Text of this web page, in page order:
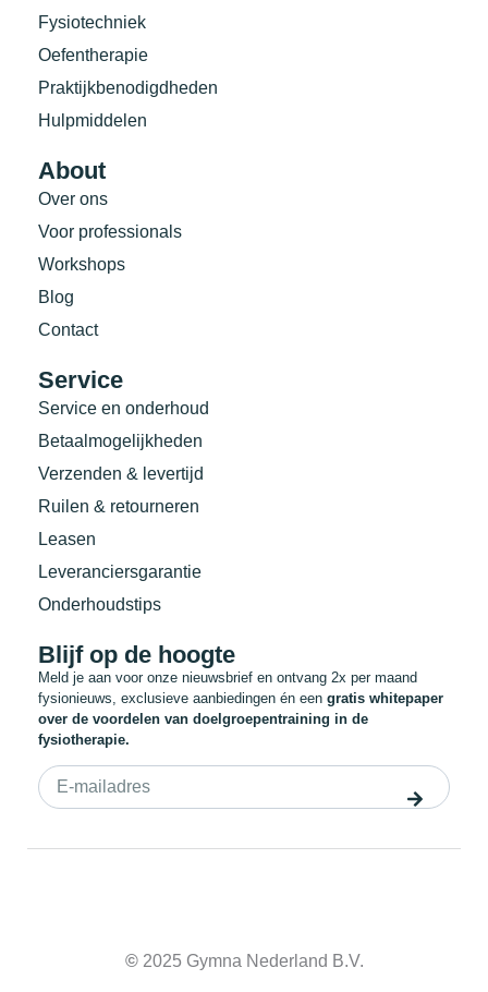
Fysiotechniek
Oefentherapie
Praktijkbenodigdheden
Hulpmiddelen
About
Over ons
Voor professionals
Workshops
Blog
Contact
Service
Service en onderhoud
Betaalmogelijkheden
Verzenden & levertijd
Ruilen & retourneren
Leasen
Leveranciersgarantie
Onderhoudstips
Blijf op de hoogte
Meld je aan voor onze nieuwsbrief en ontvang 2x per maand
fysionieuws, exclusieve aanbiedingen én een gratis whitepaper
over de voordelen van doelgroepentraining in de
fysiotherapie.
© 2025 Gymna Nederland B.V.